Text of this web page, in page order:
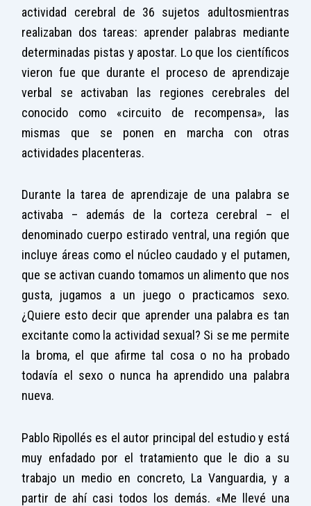
actividad cerebral de 36 sujetos adultosmientras
realizaban dos tareas: aprender palabras mediante
determinadas pistas y apostar. Lo que los científicos
vieron fue que durante el proceso de aprendizaje
verbal se activaban las regiones cerebrales del
conocido como «circuito de recompensa», las
mismas que se ponen en marcha con otras
actividades placenteras.
Durante la tarea de aprendizaje de una palabra se
activaba – además de la corteza cerebral – el
denominado cuerpo estirado ventral, una región que
incluye áreas como el núcleo caudado y el putamen,
que se activan cuando tomamos un alimento que nos
gusta, jugamos a un juego o practicamos sexo.
¿Quiere esto decir que aprender una palabra es tan
excitante como la actividad sexual? Si se me permite
la broma, el que afirme tal cosa o no ha probado
todavía el sexo o nunca ha aprendido una palabra
nueva.
Pablo Ripollés es el autor principal del estudio y está
muy enfadado por el tratamiento que le dio a su
trabajo un medio en concreto, La Vanguardia, y a
partir de ahí casi todos los demás. «Me llevé una